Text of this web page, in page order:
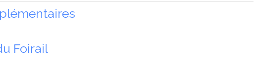
Foirail